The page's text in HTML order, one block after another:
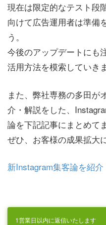
現在は限定的なテスト段
向けて広告運用者は準備
う。
今後のアップデートにも
活用方法を模索していき
また、弊社専務の多田が
介・解説をした、
論を下記記事にまとめてま
ぜひ、お客様の成果拡大
新Instagram集客論を紹
1営業日以内に返信いたします